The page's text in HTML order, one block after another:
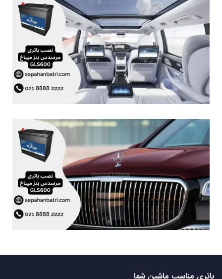
باتری مناسب ماشین شما